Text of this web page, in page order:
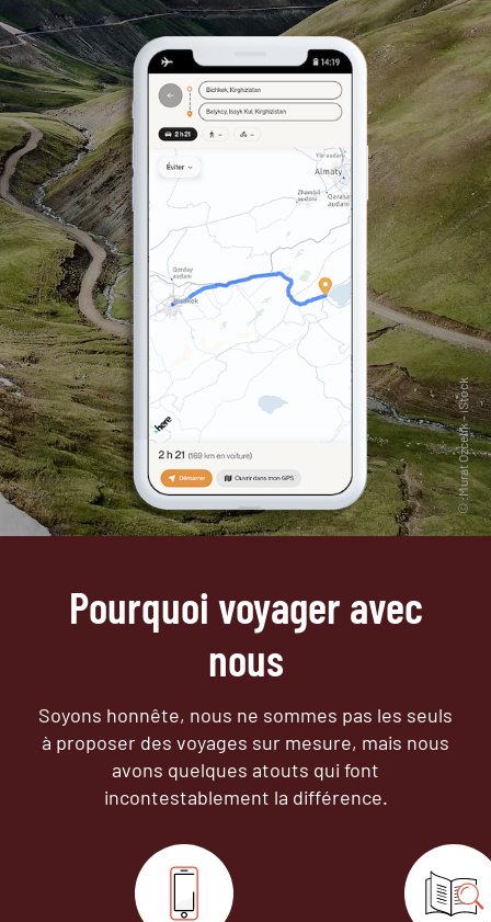
Pourquoi voyager avec
nous
Soyons honnête, nous ne sommes pas les seuls
à proposer des voyages sur mesure, mais nous
avons quelques atouts qui font
incontestablement la différence.